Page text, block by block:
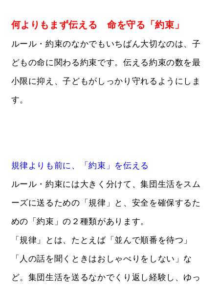
何よりもまず伝える 命を守る「約束」
ルール・約束のなかでもいちばん大切なのは、子
どもの命に関わる約束です。伝える約束の数を最
小限に抑え、子どもがしっかり守れるようにしま
す。
規律よりも前に、「約束」を伝える
ルール・約束には大きく分けて、集団生活をスム
ーズに送るための「規律」と、安全を確保するた
めの「約束」の２種類があります。
「規律」とは、たとえば「並んで順番を待つ」
「人の話を聞くときはおしゃべりをしない」な
ど。集団生活を送るなかでくり返し経験し、ゆっ